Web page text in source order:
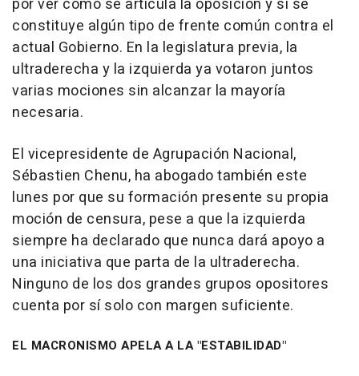
por ver cómo se articula la oposición y si se
constituye algún tipo de frente común contra el
actual Gobierno. En la legislatura previa, la
ultraderecha y la izquierda ya votaron juntos
varias mociones sin alcanzar la mayoría
necesaria.
El vicepresidente de Agrupación Nacional,
Sébastien Chenu, ha abogado también este
lunes por que su formación presente su propia
moción de censura, pese a que la izquierda
siempre ha declarado que nunca dará apoyo a
una iniciativa que parta de la ultraderecha.
Ninguno de los dos grandes grupos opositores
cuenta por sí solo con margen suficiente.
EL MACRONISMO APELA A LA "ESTABILIDAD"